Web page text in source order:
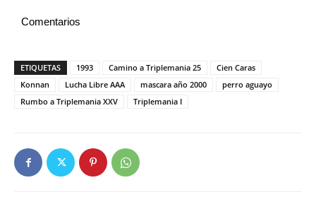
Comentarios
ETIQUETAS 1993 Camino a Triplemania 25
Cien Caras
Konnan
Lucha Libre AAA mascara año 2000
perro aguayo
Rumbo a Triplemania XXV
Triplemania I